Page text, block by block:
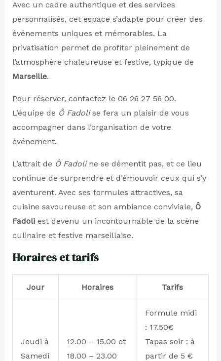
Avec un cadre authentique et des services
personnalisés, cet espace s’adapte pour créer des
événements uniques et mémorables. La
privatisation permet de profiter pleinement de
l’atmosphère chaleureuse et festive, typique de
Marseille.
Pour réserver, contactez le 06 26 27 56 00.
L’équipe de Ô Fadolise fera un plaisir de vous
accompagner dans l’organisation de votre
événement.
L’attrait de Ô Fadoline se démentit pas, et ce lieu
continue de surprendre et d’émouvoir ceux qui s’y
aventurent. Avec ses formules attractives, sa
cuisine savoureuse et son ambiance conviviale, Ô
Fadoliest devenu un incontournable de la scène
culinaire et festive marseillaise.
Horaires et tarifs
Jour Horaires Tarifs
Jeudi à
Samedi
12.00 – 15.00 et
18.00 – 23.00
Formule midi
: 17.50€
Tapas soir : à
partir de 5 €